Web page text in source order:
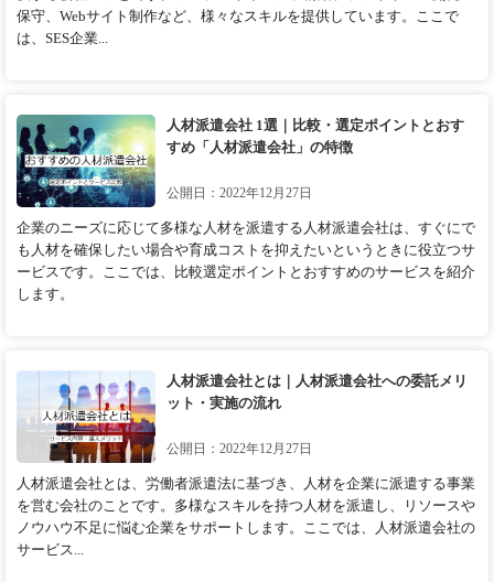
保守、Webサイト制作など、様々なスキルを提供しています。ここで
は、SES企業...
人材派遣会社 1選｜比較・選定ポイントとおす
すめ「人材派遣会社」の特徴
公開日：2022年12月27日
企業のニーズに応じて多様な人材を派遣する人材派遣会社は、すぐにで
も人材を確保したい場合や育成コストを抑えたいというときに役立つサ
ービスです。ここでは、比較選定ポイントとおすすめのサービスを紹介
します。
人材派遣会社とは｜人材派遣会社への委託メリ
ット・実施の流れ
公開日：2022年12月27日
人材派遣会社とは、労働者派遣法に基づき、人材を企業に派遣する事業
を営む会社のことです。多様なスキルを持つ人材を派遣し、リソースや
ノウハウ不足に悩む企業をサポートします。ここでは、人材派遣会社の
サービス...